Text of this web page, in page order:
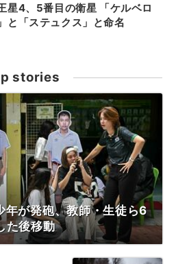
星4、5番目の衛星 「ケルベロ
と「ステュクス」と命名
stories
年が発砲、教師・生徒ら6
た後移動